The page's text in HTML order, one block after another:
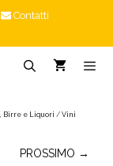
Contatti
Birre e Liquori / Vini
PROSSIMO →